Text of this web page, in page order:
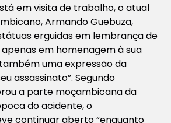
em visita de trabalho, o atual
Armando Guebuza,
erguidas em lembrança de
apenas em homenagem à sua
uma expressão da
assassinato”. Segundo
a parte moçambicana da
do acidente, o
continuar aberto “enquanto